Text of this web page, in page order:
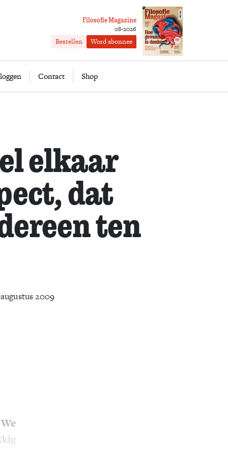
Filosofie Magazine
08-2026
Bestellen Word abonnee
Contact Shop
Word abonnee
elkaar
dat
ten
2009